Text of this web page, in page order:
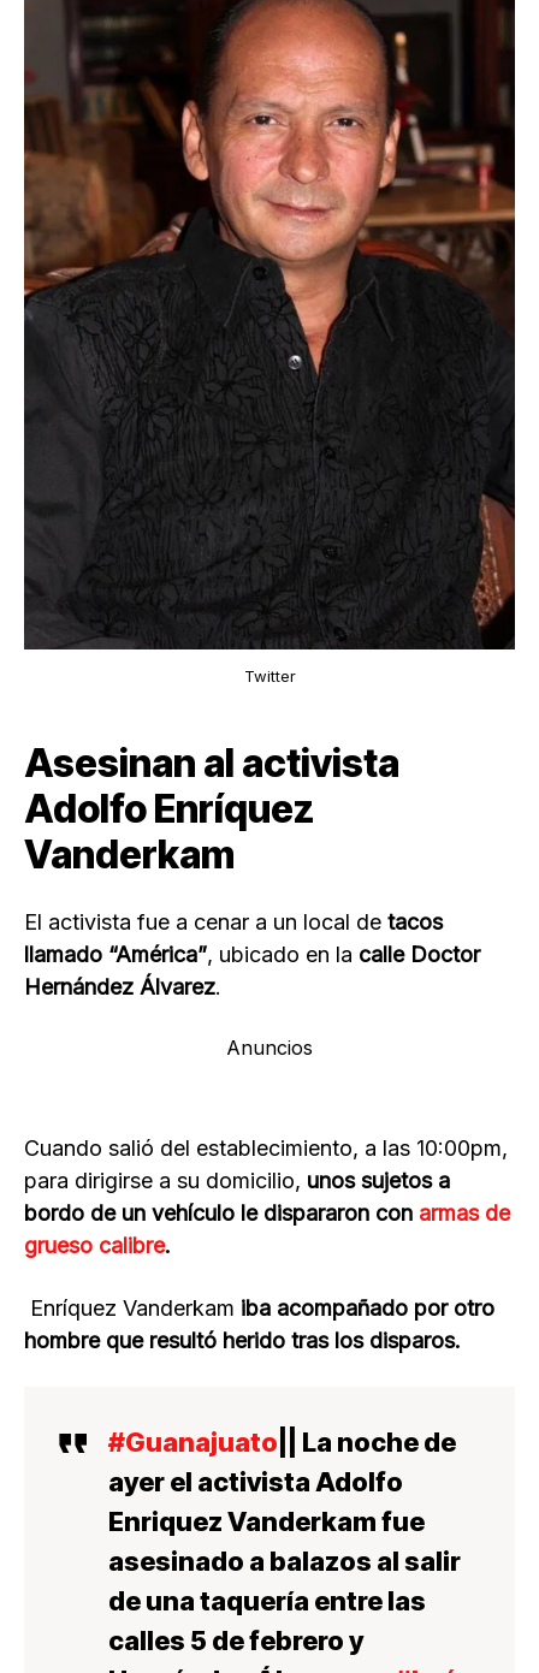
Twitter
Asesinan al activista
Adolfo Enríquez
Vanderkam
El activista fue a cenar a un local de tacos
llamado “América”, ubicado en la calle Doctor
Hernández Álvarez.
Anuncios
Cuando salió del establecimiento, a las 10:00pm,
para dirigirse a su domicilio, unos sujetos a
bordo de un vehículo le dispararon con armas de
grueso calibre.
Enríquez Vanderkam iba acompañado por otro
hombre que resultó herido tras los disparos.
#Guanajuato || La noche de
ayer el activista Adolfo
Enriquez Vanderkam fue
asesinado a balazos al salir
de una taquería entre las
calles 5 de febrero y